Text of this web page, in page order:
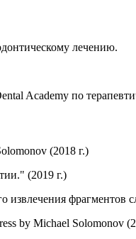
лечению.
Academy по
(2018 г.)
(2019 г.)
извлечения
by Michael Solomonov